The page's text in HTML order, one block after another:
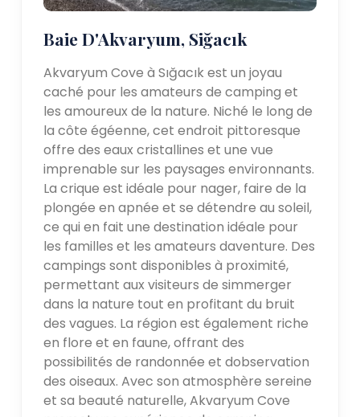
Baie D'Akvaryum, Siğacık
Akvaryum Cove à Sığacık est un joyau
caché pour les amateurs de camping et
les amoureux de la nature. Niché le long de
la côte égéenne, cet endroit pittoresque
offre des eaux cristallines et une vue
imprenable sur les paysages environnants.
La crique est idéale pour nager, faire de la
plongée en apnée et se détendre au soleil,
ce qui en fait une destination idéale pour
les familles et les amateurs daventure. Des
campings sont disponibles à proximité,
permettant aux visiteurs de simmerger
dans la nature tout en profitant du bruit
des vagues. La région est également riche
en flore et en faune, offrant des
possibilités de randonnée et dobservation
des oiseaux. Avec son atmosphère sereine
et sa beauté naturelle, Akvaryum Cove